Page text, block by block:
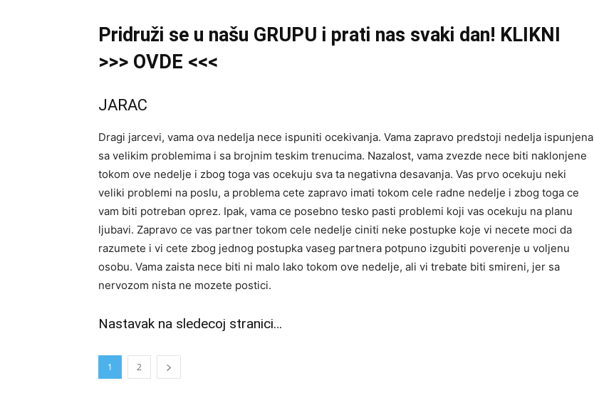
Pridruži se u našu GRUPU i prati nas svaki dan! KLIKNI
>>> OVDE <<<
JARAC
Dragi jarcevi, vama ova nedelja nece ispuniti ocekivanja. Vama zapravo predstoji nedelja ispunjena
sa velikim problemima i sa brojnim teskim trenucima. Nazalost, vama zvezde nece biti naklonjene
tokom ove nedelje i zbog toga vas ocekuju sva ta negativna desavanja. Vas prvo ocekuju neki
veliki problemi na poslu, a problema cete zapravo imati tokom cele radne nedelje i zbog toga ce
vam biti potreban oprez. Ipak, vama ce posebno tesko pasti problemi koji vas ocekuju na planu
ljubavi. Zapravo ce vas partner tokom cele nedelje ciniti neke postupke koje vi necete moci da
razumete i vi cete zbog jednog postupka vaseg partnera potpuno izgubiti poverenje u voljenu
osobu. Vama zaista nece biti ni malo lako tokom ove nedelje, ali vi trebate biti smireni, jer sa
nervozom nista ne mozete postici.
Nastavak na sledecoj stranici…
1 2